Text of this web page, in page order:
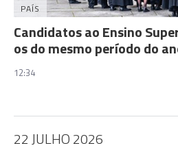
PAÍS
Candidatos ao Ensino
os do mesmo período do
12:34
22 JULHO 2026